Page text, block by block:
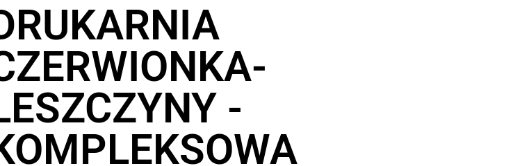
-